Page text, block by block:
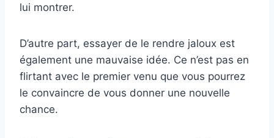
lui montrer.
D’autre part, essayer de le rendre jaloux est
également une mauvaise idée. Ce n’est pas en
flirtant avec le premier venu que vous pourrez
le convaincre de vous donner une nouvelle
chance.